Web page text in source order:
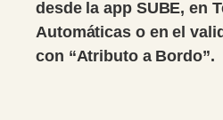
desde la app SUBE, en
Automáticas o en el
con “Atributo a Bordo”.